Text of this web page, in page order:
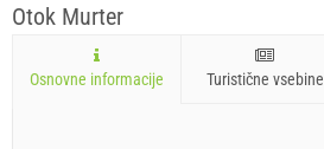
Otok Murter
Osnovne informacije Turistične vsebine